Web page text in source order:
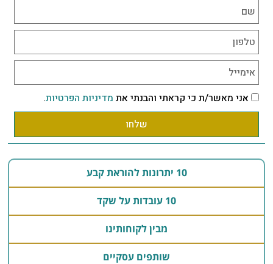
אני מאשר/ת כי קראתי והבנתי את מדיניות הפרטיות.
שלחו
10 יתרונות להוראת קבע
10 עובדות על שקד
מבין לקוחותינו
שותפים עסקיים